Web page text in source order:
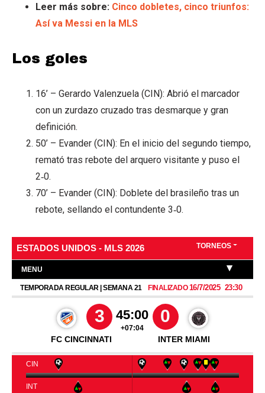
Leer más sobre: Cinco dobletes, cinco triunfos:
Así va Messi en la MLS
Los goles
16’ – Gerardo Valenzuela (CIN): Abrió el marcador
con un zurdazo cruzado tras desmarque y gran
definición.
50’ – Evander (CIN): En el inicio del segundo tiempo,
remató tras rebote del arquero visitante y puso el
2‑0.
70’ – Evander (CIN): Doblete del brasileño tras un
rebote, sellando el contundente 3‑0.